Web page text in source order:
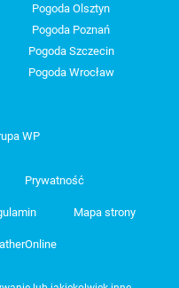
Pogoda Olsztyn
Pogoda Poznań
Pogoda Szczecin
Pogoda Wrocław
WP
Prywatność
Mapa strony